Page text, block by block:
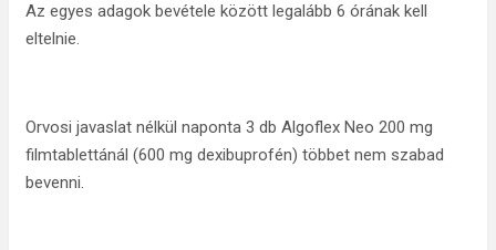
Az egyes adagok bevétele között legalább 6 órának kell
eltelnie.
Orvosi javaslat nélkül naponta 3 db Algoflex Neo 200 mg
filmtablettánál (600 mg dexibuprofén) többet nem szabad
bevenni.